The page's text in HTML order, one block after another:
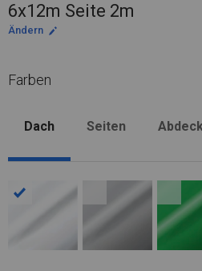
6x12m Seite 2m
Ändern
Farben
Dach Seiten